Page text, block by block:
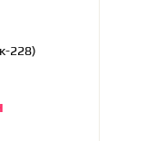
обручка (1к-228)